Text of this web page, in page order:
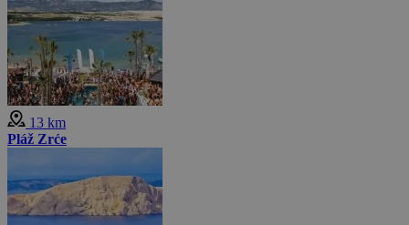
13 km
Pláž Zrće